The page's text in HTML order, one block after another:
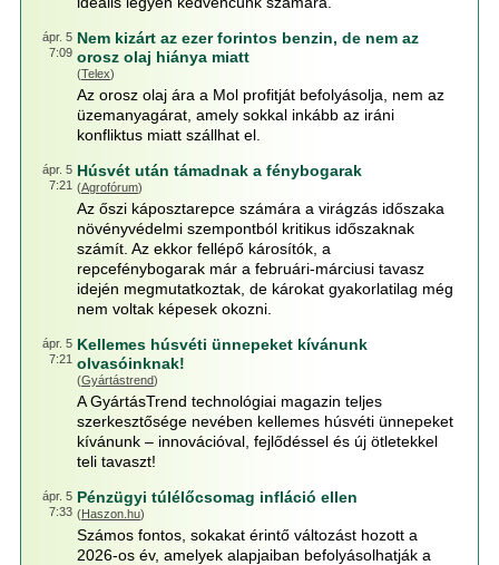
ápr. 5
7:09
Nem kizárt az ezer forintos benzin, de nem az
orosz olaj hiánya miatt
(Telex)
Az orosz olaj ára a Mol profitját befolyásolja, nem az
üzemanyagárat, amely sokkal inkább az iráni
konfliktus miatt szállhat el.
ápr. 5
7:21
Húsvét után támadnak a fénybogarak
(Agrofórum)
Az őszi káposztarepce számára a virágzás időszaka
növényvédelmi szempontból kritikus időszaknak
számít. Az ekkor fellépő károsítók, a
repcefénybogarak már a februári-márciusi tavasz
idején megmutatkoztak, de károkat gyakorlatilag még
nem voltak képesek okozni.
ápr. 5
7:21
Kellemes húsvéti ünnepeket kívánunk
olvasóinknak!
(Gyártástrend)
A GyártásTrend technológiai magazin teljes
szerkesztősége nevében kellemes húsvéti ünnepeket
kívánunk – innovációval, fejlődéssel és új ötletekkel
teli tavaszt!
ápr. 5
7:33
Pénzügyi túlélőcsomag infláció ellen
(Haszon.hu)
Számos fontos, sokakat érintő változást hozott a
2026-os év, amelyek alapjaiban befolyásolhatják a